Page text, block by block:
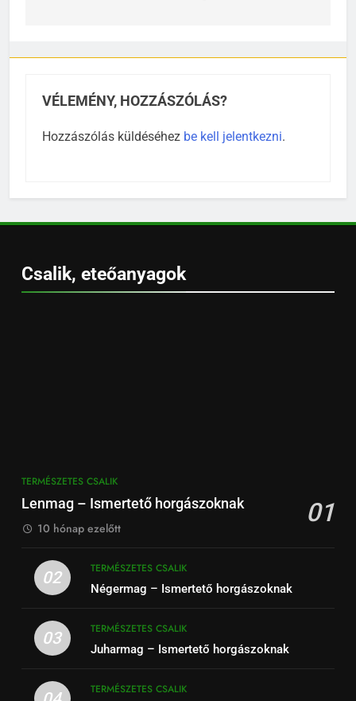
VÉLEMÉNY, HOZZÁSZÓLÁS?
Hozzászólás küldéséhez be kell jelentkezni.
Csalik, eteőanyagok
TERMÉSZETES CSALIK
Lenmag – Ismertető horgászoknak 01
10 hónap ezelőtt
02
TERMÉSZETES CSALIK
Négermag – Ismertető horgászoknak
03
TERMÉSZETES CSALIK
Juharmag – Ismertető horgászoknak
TERMÉSZETES CSALIK